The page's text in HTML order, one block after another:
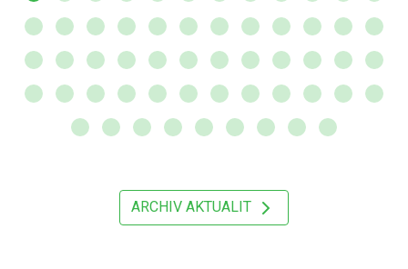
ARCHIV AKTUALIT